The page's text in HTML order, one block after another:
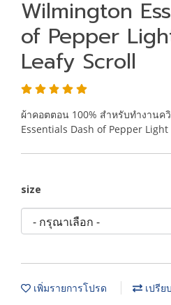
Wilmington
of Pepper
Leafy Scroll
ผ้าคอตตอน 100% สำหรับทำงานค
Essentials Dash of Pepper Light
size
เพิ่มรายการโปรด เปรีย